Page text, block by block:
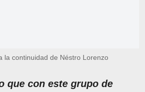
la continuidad de Néstro Lorenzo
que con este grupo de